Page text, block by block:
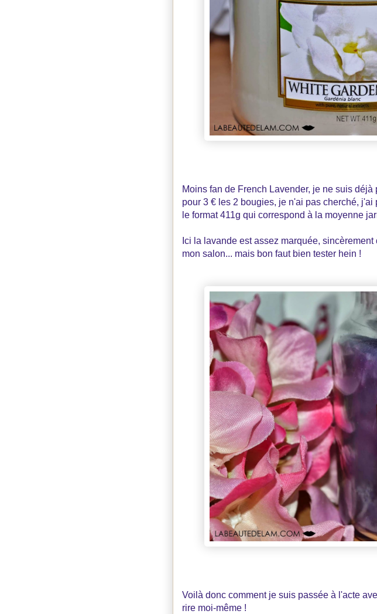
Moins fan de French Lavender, je ne suis
pour 3 € les 2 bougies, je n'ai pas cherché,
le format 411g qui correspond à la moyenne
Ici la lavande est assez marquée,
mon salon... mais bon faut bien tester hein !
Voilà donc comment je suis passée à l'acte
rire moi-même !